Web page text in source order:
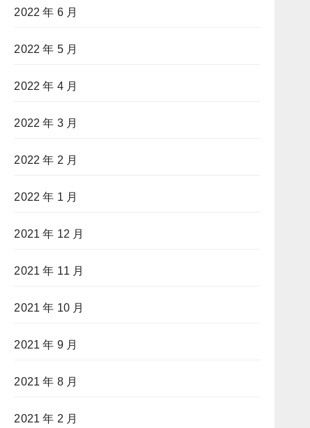
2022 年 6 月
2022 年 5 月
2022 年 4 月
2022 年 3 月
2022 年 2 月
2022 年 1 月
2021 年 12 月
2021 年 11 月
2021 年 10 月
2021 年 9 月
2021 年 8 月
2021 年 2 月